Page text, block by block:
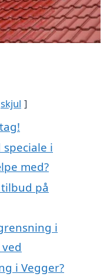
skjul
i
med?
på
i
i Vegger?